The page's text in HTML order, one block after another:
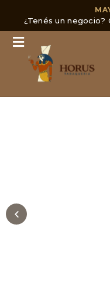
¿Tenés un negocio?